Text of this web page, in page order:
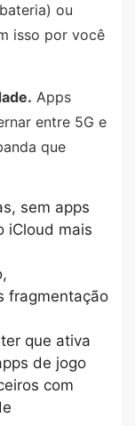
ou
isso por você
Apps
entre 5G e
que
sem apps
iCloud mais
fragmentação
que ativa
de jogo
com